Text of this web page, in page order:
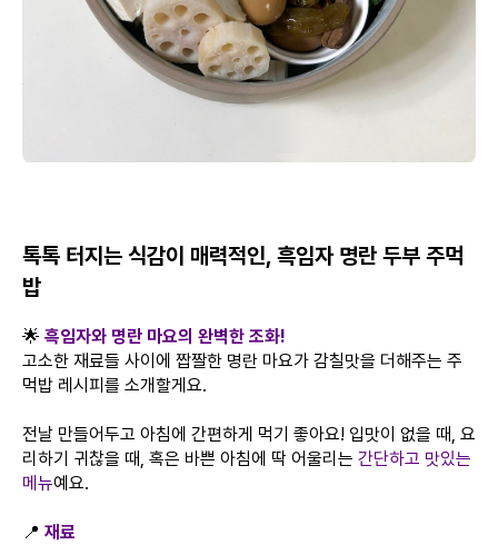
톡톡 터지는 식감이 매력적인, 흑임자 명란 두부 주먹
밥
🌟 흑임자와 명란 마요의 완벽한 조화!
고소한 재료들 사이에 짭짤한 명란 마요가 감칠맛을 더해주는 주
먹밥 레시피를 소개할게요.
전날 만들어두고 아침에 간편하게 먹기 좋아요! 입맛이 없을 때, 요
리하기 귀찮을 때, 혹은 바쁜 아침에 딱 어울리는 간단하고 맛있는
메뉴예요.
📍 재료